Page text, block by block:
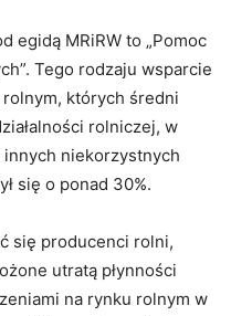
egidą MRiRW to „Pomoc
Tego rodzaju wsparcie
których średni
rolniczej, w
niekorzystnych
się o ponad 30%.
się producenci rolni,
utratą płynności
na rynku rolnym w